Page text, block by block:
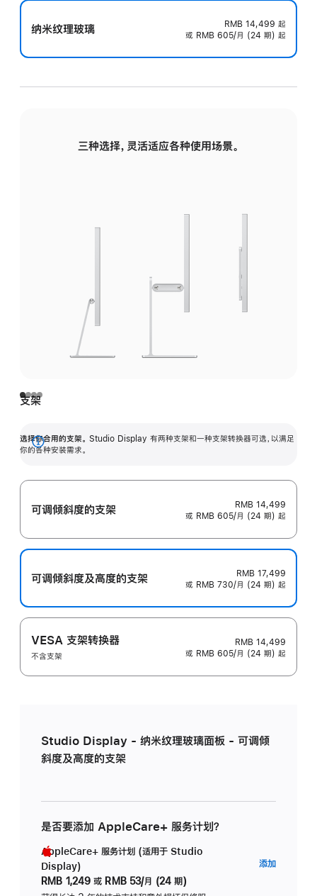
纳米纹理玻璃 RMB 14,499 起
或 RMB 605/月 (24 期) 起
三种选择，灵活适应各种使用场景。
支架
选择你合用的支架。 Studio Display 有两种支架和一种支架转换器可选，以满足
你的各种安装需求。
展
可调倾斜度的支架
RMB 14,499
或 RMB 605/月 (24 期) 起
可调倾斜度及高‍度的支‍架
RMB 17,499
或 RMB 730/月 (24 期) 起
VESA 支架转换器
不含支架
RMB 14,499
或 RMB 605/月 (24 期) 起
Studio Display - 纳米纹理玻璃面板 - 可调倾
斜度及高度的支架
是否要添加 AppleCare+ 服务计划？
AppleCare+ 服务计划 (适用于 Studio
Display)
RMB 1,249 或 RMB 53/月 (24 期)
添加